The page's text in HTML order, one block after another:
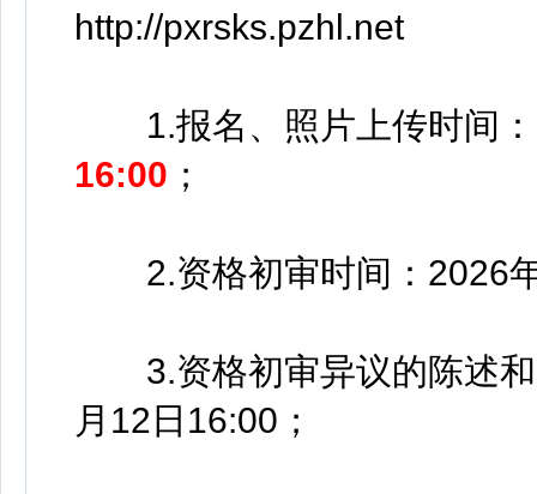
http://pxrsks.pzhl.net
1.报名、照片上传时间：
16:00 ；
2.资格初审时间：2026年
3.资格初审异议的陈述和
月12日16:00；